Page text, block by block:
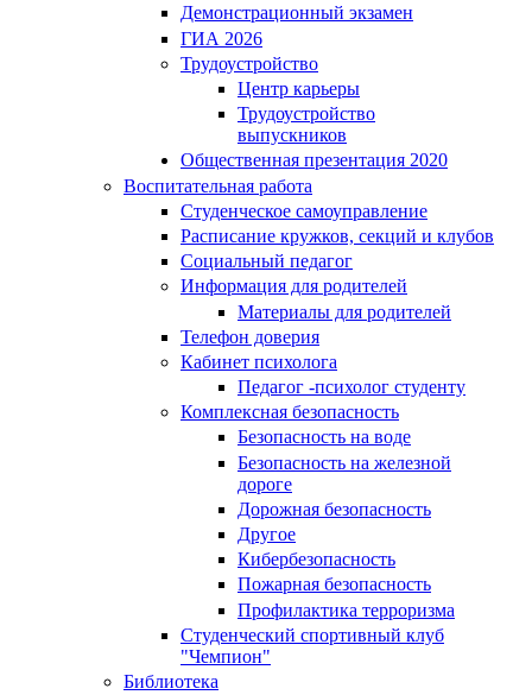
Демонстрационный экзамен
ГИА 2026
Трудоустройство
Центр карьеры
Трудоустройство
выпускников
Общественная презентация 2020
Воспитательная работа
Студенческое самоуправление
Расписание кружков, секций и клубов
Социальный педагог
Информация для родителей
Материалы для родителей
Телефон доверия
Кабинет психолога
Педагог -психолог студенту
Комплексная безопасность
Безопасность на воде
Безопасность на железной
дороге
Дорожная безопасность
Другое
Кибербезопасность
Пожарная безопасность
Профилактика терроризма
Студенческий спортивный клуб
"Чемпион"
Библиотека